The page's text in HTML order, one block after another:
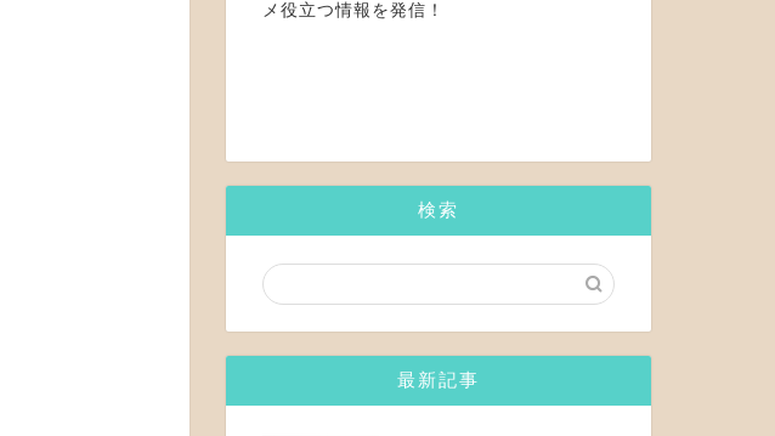
メ役立つ情報を発信！
検索
最新記事